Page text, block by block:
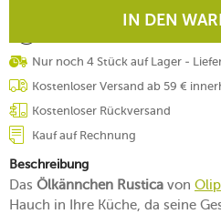
IN DEN
Nur noch 4 Stück auf Lager -
Kostenloser Versand ab 59 €
Kostenloser Rückversand
Kauf auf Rechnung
Beschreibung
Das Ölkännchen Rustica von
Hauch in Ihre Küche, da seine